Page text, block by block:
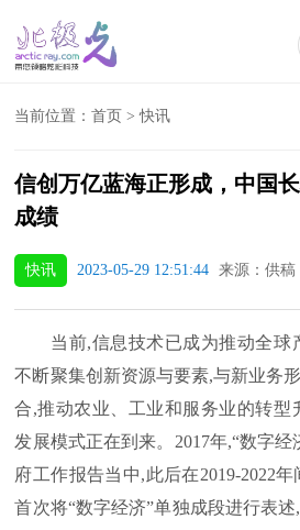
当前位置：首页 >快讯
信创万亿蓝海正形成，中国
成绩
快讯 2023-05-29 12:51:44 来源：供
当前,信息技术已成为推动全球
不断聚集创新资源与要素,与新业务
合,推动农业、工业和服务业的转型
发展模式正在到来。2017年,“数字
府工作报告当中,此后在2019-2022
首次将“数字经济”单独成段进行表